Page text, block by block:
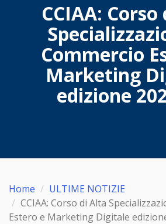
CCIAA:
Commercio
Marketing
edizione
Home
ULTIME NOTIZIE
CCIAA: Corso di Alta
Estero e Marketing Digitale